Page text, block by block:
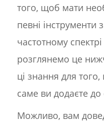
того, щоб мати
певні інструменти
частотному
розглянемо це
ці знання для
саме ви додаєте до
Можливо, вам